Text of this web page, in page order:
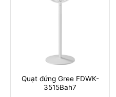
Quạt đứng Gree FDWK-
3515Bah7